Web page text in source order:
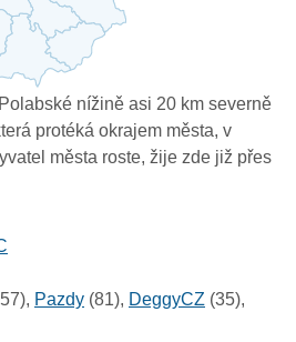
nížině asi 20 km severně
protéká okrajem města, v
města roste, žije zde již přes
Pazdy (81), DeggyCZ (35),